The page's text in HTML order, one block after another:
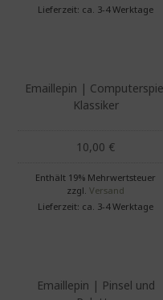
Lieferzeit: ca. 3-4 Werktage
Emaillepin |
Klassiker
10,00 €
Enthält 19% Mehrwertsteuer
zzgl.Versand
Lieferzeit: ca. 3-4 Werktage
Emaillepin | Pinsel und